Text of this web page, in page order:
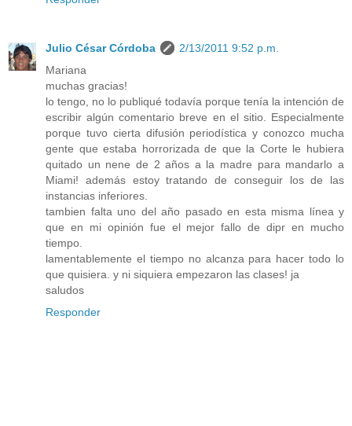
Julio César Córdoba
2/13/2011 9:52 p.m.
Mariana
muchas gracias!
lo tengo, no lo publiqué todavía porque tenía la intención de
escribir algún comentario breve en el sitio. Especialmente
porque tuvo cierta difusión periodística y conozco mucha
gente que estaba horrorizada de que la Corte le hubiera
quitado un nene de 2 años a la madre para mandarlo a
Miami! además estoy tratando de conseguir los de las
instancias inferiores.
tambien falta uno del año pasado en esta misma línea y
que en mi opinión fue el mejor fallo de dipr en mucho
tiempo.
lamentablemente el tiempo no alcanza para hacer todo lo
que quisiera. y ni siquiera empezaron las clases! ja
saludos
Responder